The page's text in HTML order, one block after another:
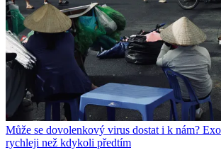
Může se dovolenkový virus dostat i k nám?
rychleji než kdykoli předtím